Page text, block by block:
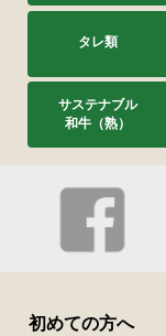
タレ類
サステナブル
和牛（熟）
初めての方へ